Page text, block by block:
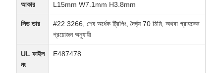
আকার L15mm W7.1mm H3.8mm
লিড তার
#22 3266, শেষ অর্ধেক ট্রিপিং, দৈর্ঘ্য 70 মিমি, অথবা গ্রাহকের
প্রয়োজন অনুযায়ী
UL ফাইল
নং
E487478